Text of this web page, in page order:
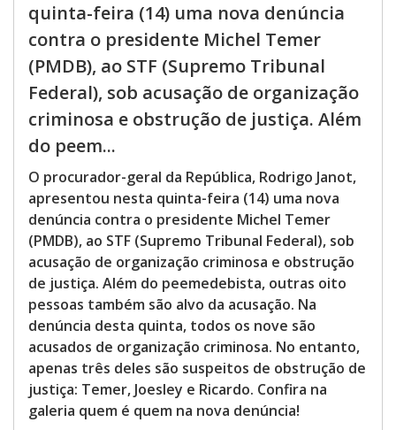
quinta-feira (14) uma nova denúncia
contra o presidente Michel Temer
(PMDB), ao STF (Supremo Tribunal
Federal), sob acusação de organização
criminosa e obstrução de justiça. Além
do peem...
O procurador-geral da República, Rodrigo Janot,
apresentou nesta quinta-feira (14) uma nova
denúncia contra o presidente Michel Temer
(PMDB), ao STF (Supremo Tribunal Federal), sob
acusação de organização criminosa e obstrução
de justiça. Além do peemedebista, outras oito
pessoas também são alvo da acusação. Na
denúncia desta quinta, todos os nove são
acusados de organização criminosa. No entanto,
apenas três deles são suspeitos de obstrução de
justiça: Temer, Joesley e Ricardo. Confira na
galeria quem é quem na nova denúncia!